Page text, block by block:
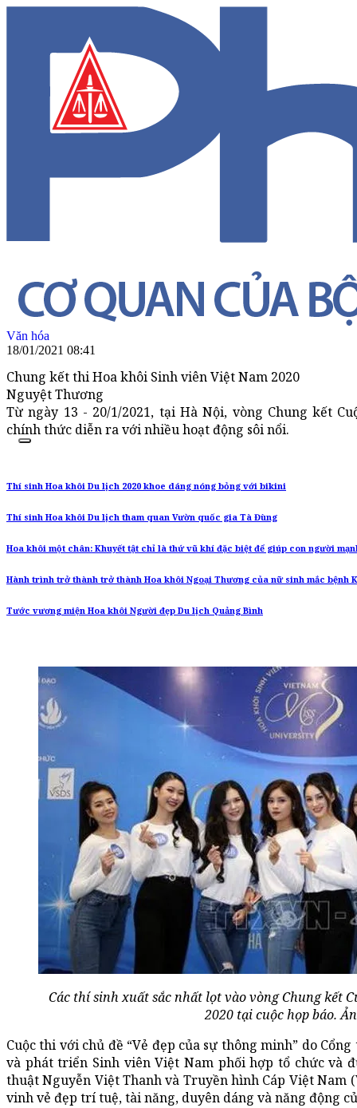
Văn hóa
18/01/2021 08:41
Chung kết thi Hoa khôi Sinh viên Việt Nam 2020
Nguyệt Thương
Từ ngày 13 - 20/1/2021, tại Hà Nội, vòng Chung kết
chính thức diễn ra với nhiều hoạt động sôi nổi.
Thí sinh Hoa khôi Du lịch 2020 khoe dáng nóng bỏng với bikini
Thí sinh Hoa khôi Du lịch tham quan Vườn quốc gia Tà Đùng
Hoa khôi một chân: Khuyết tật chỉ là thứ vũ khí đặc biệt để giúp con người
Hành trình trở thành trở thành Hoa khôi Ngoại Thương của nữ sinh mắc bệnh K
Tước vương miện Hoa khôi Người đẹp Du lịch Quảng Bình
Các thí sinh xuất sắc nhất lọt vào vòng Chung kết
2020 tại cuộc họp báo.
Cuộc thi với chủ đề “Vẻ đẹp của sự thông minh” do
và phát triển Sinh viên Việt Nam phối hợp tổ chức và
thuật Nguyễn Việt Thanh và Truyền hình Cáp Việt
vinh vẻ đẹp trí tuệ, tài năng, duyên dáng và năng động